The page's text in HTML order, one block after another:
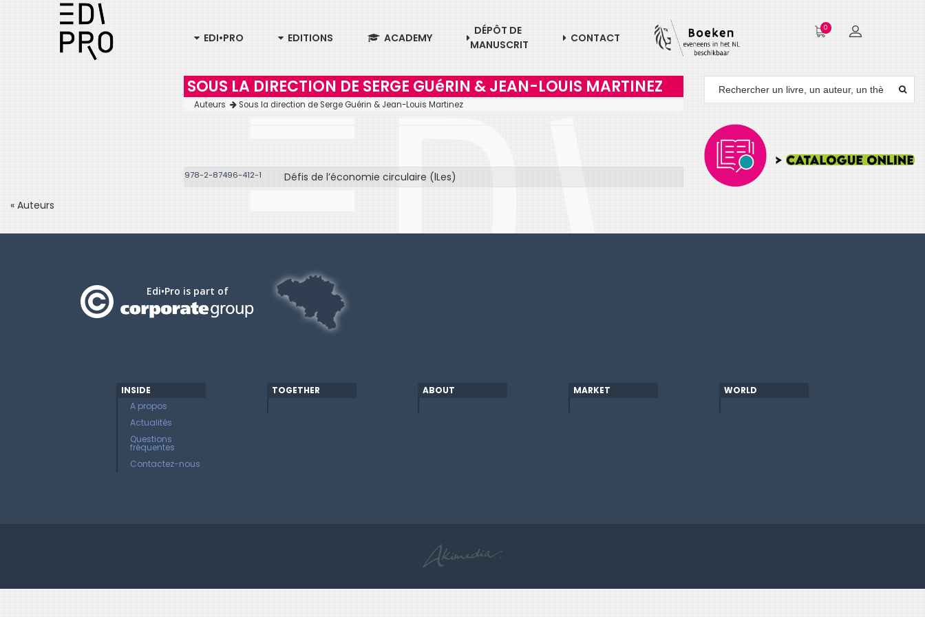
EDI•PRO EDITIONS ACADEMY
DÉPÔT DE
MANUSCRIT
CONTACT
0
SOUS LA DIRECTION DE SERGE GUéRIN & JEAN-LOUIS MARTINEZ
Auteurs Sous la direction de Serge Guérin & Jean-Louis Martinez
978-2-87496-412-1 Défis de l’économie circulaire (lLes)
« Auteurs
Edi•Pro is part of
INSIDE
A propos
Actualités
Questions
fréquentes
Contactez-nous
TOGETHER ABOUT MARKET WORLD